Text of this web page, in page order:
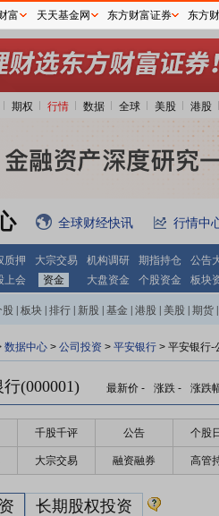
期权 行情 数据 全球 美股 港股
全球财经快讯 行情中
质押 大宗交易 机构调研 期指持仓
公告
上会 资金 大盘资金 个股资金 板块
股 板块 排行 新股 基金 港股 美股 期货
数据中心 > 公司投资 > 平安银行 > 平安银行-
(000001) 最新价 - 涨跌 - 涨跌
千股千评 公告 个股
大宗交易 融资融券 高管
长期股权投资
富 天天基金网 东方财富证券 东方